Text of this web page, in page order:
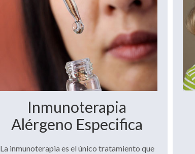
Inmunoterapia
Alérgeno Especifica
La inmunoterapia es el único tratamiento que